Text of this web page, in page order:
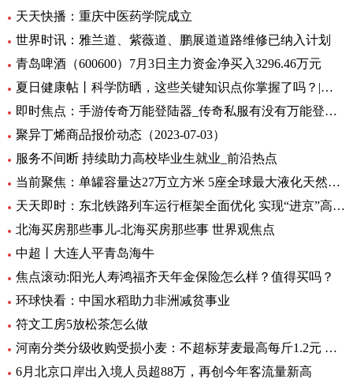
天天快播：重庆中医药学院成立
世界时讯：雅兰道、紫薇道、鹏展道道路维修已纳入计划
青岛啤酒（600600）7月3日主力资金净买入3296.46万元
夏日健康帖丨科学防晒，这些关键知识点你掌握了吗？|世界观察
即时焦点：手游传奇万能登陆器_传奇私服有没有万能登录器
聚异丁烯商品报价动态（2023-07-03）
服务不间断 持续助力高校毕业生就业_前沿热点
当前聚焦：单罐容量达27万立方米 5座全球最大液化天然气储罐主体结构完工
天天即时：东北铁路列车运行框架全面优化 实现“进京”高铁“公交化”
北海买房那些事儿-北海买房那些事 世界观焦点
中超丨大连人平青岛海牛
焦点滚动:阳光人寿鸿福齐天年金保险怎么样？值得买吗？
环球快看：中国水稻助力非洲减贫事业
符文工房5放松茶怎么做
河南分类分级收购受损小麦：不超标芽麦最高每斤1.2元 全球最资讯
6月北京口岸出入境人员超88万，再创今年客流量新高